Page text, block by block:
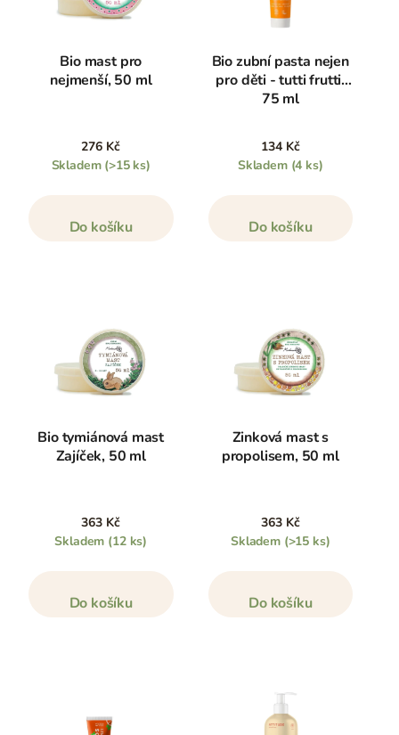
Bio mast pro
nejmenší, 50 ml
276 Kč
Skladem (>15 ks)
Do košíku
Bio zubní pasta nejen
pro děti - tutti frutti,
75 ml
134 Kč
Skladem (4 ks)
Do košíku
Bio tymiánová mast
Zajíček, 50 ml
363 Kč
Skladem (12 ks)
Do košíku
Zinková mast s
propolisem, 50 ml
363 Kč
Skladem (>15 ks)
Do košíku